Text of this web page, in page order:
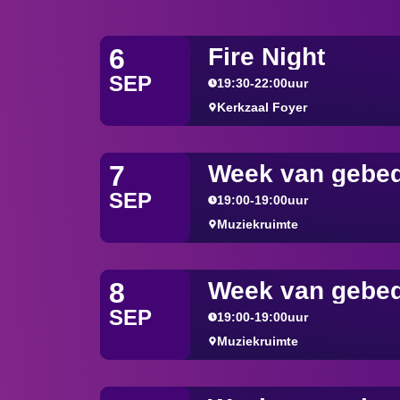
6
SEP
Fire Night
19:30-22:00uur
Kerkzaal Foyer
7
SEP
Week van
19:00-19:00uur
Muziekruimte
8
SEP
Week van
19:00-19:00uur
Muziekruimte